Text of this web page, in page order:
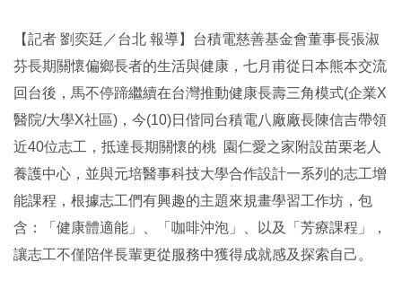
【記者 劉奕廷／台北 報導】台積電慈善基金會董事長張淑
芬長期關懷偏鄉長者的生活與健康，七月甫從日本熊本交流
回台後，馬不停蹄繼續在台灣推動健康長壽三角模式(企業X
醫院/大學X社區)，今(10)日偕同台積電八廠廠長陳信吉帶領
近40位志工，抵達長期關懷的桃 園仁愛之家附設苗栗老人
養護中心，並與元培醫事科技大學合作設計一系列的志工增
能課程，根據志工們有興趣的主題來規畫學習工作坊，包
含：「健康體適能」、「咖啡沖泡」、以及「芳療課程」，
讓志工不僅陪伴長輩更從服務中獲得成就感及探索自己。